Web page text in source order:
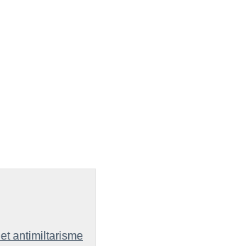
antimiltarisme